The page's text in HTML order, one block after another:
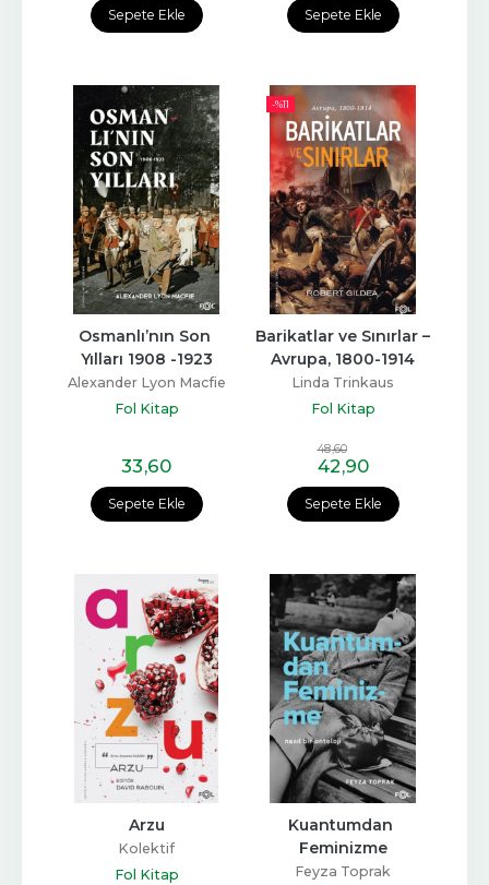
Sepete Ekle Sepete Ekle
Sepete Ekle
Osmanlı’nın Son
Yılları 1908 -1923
Alexander Lyon Macfie
Fol Kitap
33,60
-%11
Sepete Ekle
Barikatlar ve Sınırlar –
Avrupa, 1800-1914
Linda Trinkaus
Zagzebski
Fol Kitap
48,60
42,90
Arzu
Kolektif
Fol Kitap
Kuantumdan
Feminizme
Feyza Toprak